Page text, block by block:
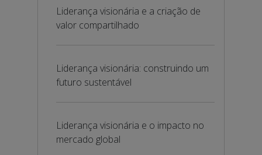
Liderança visionária e a criação de
valor compartilhado
Liderança visionária: construindo um
futuro sustentável
Liderança visionária e o impacto no
mercado global